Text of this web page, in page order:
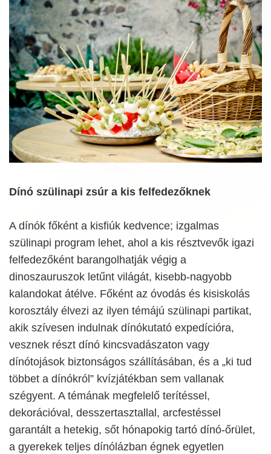
Dínó szülinapi zsúr a kis felfedezőknek
A dínók főként a kisfiúk kedvence; izgalmas
szülinapi program lehet, ahol a kis résztvevők igazi
felfedezőként barangolhatják végig a
dinoszauruszok letűnt világát, kisebb-nagyobb
kalandokat átélve. Főként az óvodás és kisiskolás
korosztály élvezi az ilyen témájú szülinapi partikat,
akik szívesen indulnak dínókutató expedícióra,
vesznek részt dínó kincsvadászaton vagy
dínótojások biztonságos szállításában, és a „ki tud
többet a dínókról” kvízjátékban sem vallanak
szégyent. A témának megfelelő terítéssel,
dekorációval, desszertasztallal, arcfestéssel
garantált a hetekig, sőt hónapokig tartó dínó-őrület,
a gyerekek teljes dínólázban égnek egyetlen